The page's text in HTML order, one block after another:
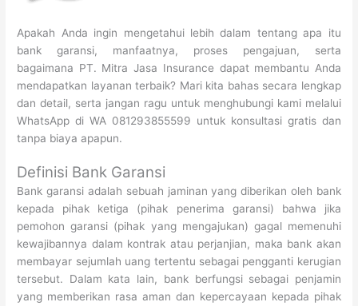
Apakah Anda ingin mengetahui lebih dalam tentang apa itu
bank garansi, manfaatnya, proses pengajuan, serta
bagaimana PT. Mitra Jasa Insurance dapat membantu Anda
mendapatkan layanan terbaik? Mari kita bahas secara lengkap
dan detail, serta jangan ragu untuk menghubungi kami melalui
WhatsApp di WA 081293855599 untuk konsultasi gratis dan
tanpa biaya apapun.
Definisi Bank Garansi
Bank garansi adalah sebuah jaminan yang diberikan oleh bank
kepada pihak ketiga (pihak penerima garansi) bahwa jika
pemohon garansi (pihak yang mengajukan) gagal memenuhi
kewajibannya dalam kontrak atau perjanjian, maka bank akan
membayar sejumlah uang tertentu sebagai pengganti kerugian
tersebut. Dalam kata lain, bank berfungsi sebagai penjamin
yang memberikan rasa aman dan kepercayaan kepada pihak